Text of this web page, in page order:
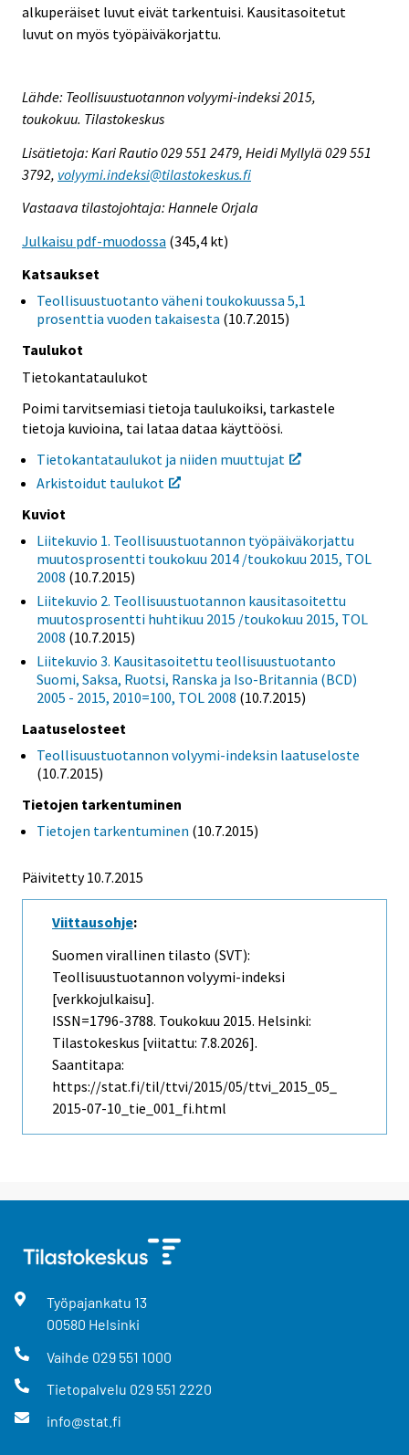
alkuperäiset luvut eivät tarkentuisi. Kausitasoitetut
luvut on myös työpäiväkorjattu.
Lähde: Teollisuustuotannon volyymi-indeksi 2015,
toukokuu. Tilastokeskus
Lisätietoja: Kari Rautio 029 551 2479, Heidi Myllylä 029 551
3792, volyymi.indeksi@tilastokeskus.fi
Vastaava tilastojohtaja: Hannele Orjala
Julkaisu pdf-muodossa (345,4 kt)
Katsaukset
Teollisuustuotanto väheni toukokuussa 5,1
prosenttia vuoden takaisesta (10.7.2015)
Taulukot
Tietokantataulukot
Poimi tarvitsemiasi tietoja taulukoiksi, tarkastele
tietoja kuvioina, tai lataa dataa käyttöösi.
Tietokantataulukot ja niiden muuttujat
Arkistoidut taulukot
Kuviot
Liitekuvio 1. Teollisuustuotannon työpäiväkorjattu
muutosprosentti toukokuu 2014 /toukokuu 2015, TOL
2008 (10.7.2015)
Liitekuvio 2. Teollisuustuotannon kausitasoitettu
muutosprosentti huhtikuu 2015 /toukokuu 2015, TOL
2008 (10.7.2015)
Liitekuvio 3. Kausitasoitettu teollisuustuotanto
Suomi, Saksa, Ruotsi, Ranska ja Iso-Britannia (BCD)
2005 - 2015, 2010=100, TOL 2008 (10.7.2015)
Laatuselosteet
Teollisuustuotannon volyymi-indeksin laatuseloste
(10.7.2015)
Tietojen tarkentuminen
Tietojen tarkentuminen (10.7.2015)
Päivitetty 10.7.2015
Viittausohje:
Suomen virallinen tilasto (SVT):
Teollisuustuotannon volyymi-indeksi
[verkkojulkaisu].
ISSN=1796-3788. Toukokuu 2015. Helsinki:
Tilastokeskus [viitattu: 7.8.2026].
Saantitapa:
https://stat.fi/til/ttvi/2015/05/ttvi_2015_05_
2015-07-10_tie_001_fi.html
Työpajankatu 13
00580 Helsinki
Vaihde 029 551 1000
Tietopalvelu 029 551 2220
info@stat.fi